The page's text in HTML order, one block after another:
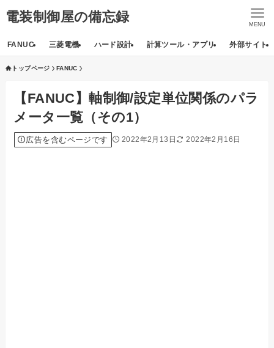
電装制御屋の備忘録 MENU
FANUC 三菱電機 ハード設計 計算ツール・アプリ 外部サイト
トップページ FANUC
【FANUC】軸制御/設定単位関係のパラ
メータ一覧（その1）
広告を含むページです 2022年2月13日 2022年2月16日